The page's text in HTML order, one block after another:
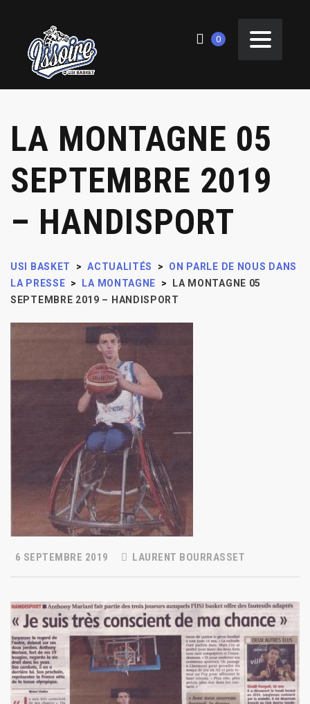
0
LA MONTAGNE 05
SEPTEMBRE 2019
– HANDISPORT
USI BASKET > ACTUALITÉS >
ON PARLE DE NOUS DANS
LA PRESSE > LA MONTAGNE >
LA MONTAGNE 05
SEPTEMBRE 2019 – HANDISPORT
6 SEPTEMBRE 2019 LAURENT BOURRASSET